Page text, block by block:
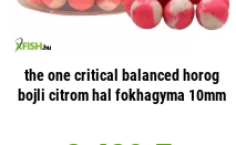
the one critical balanced horog
bojli citrom hal fokhagyma 10mm